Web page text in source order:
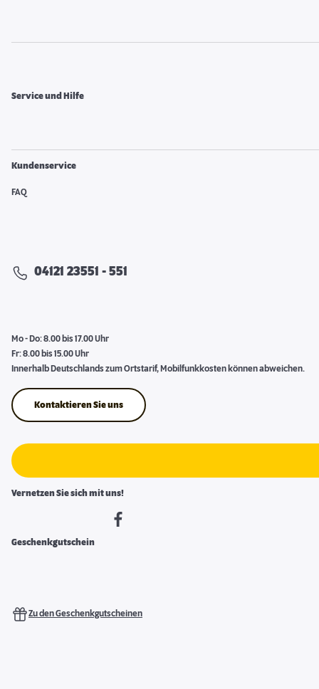
Service und Hilfe
Kundenservice
FAQ
04121 23551 - 551
Mo - Do: 8.00 bis 17.00 Uhr
Fr: 8.00 bis 15.00 Uhr
Innerhalb Deutschlands zum Ortstarif, Mobilfunkkosten können abweichen.
Kontaktieren Sie uns
Vernetzen Sie sich mit uns!
Geschenkgutschein
Zu den Geschenkgutscheinen